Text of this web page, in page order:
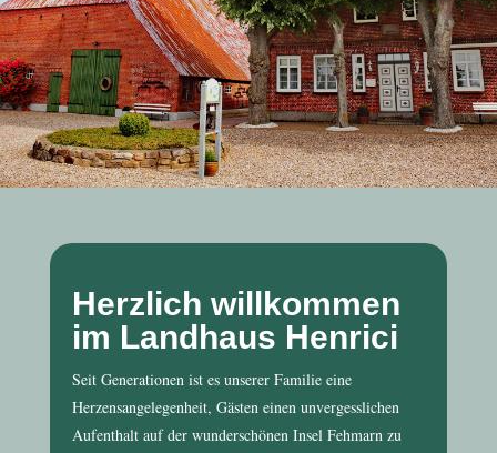
Herzlich willkommen
im Landhaus Henrici
Seit Generationen ist es unserer Familie eine
Herzensangelegenheit, Gästen einen unvergesslichen
Aufenthalt auf der wunderschönen Insel Fehmarn zu